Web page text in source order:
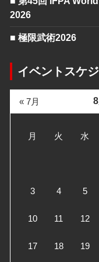
2026
■ 極限武術2026
イベントスケ
月 火 水
3 4 5
10 11 12
17 18 19
« 7月